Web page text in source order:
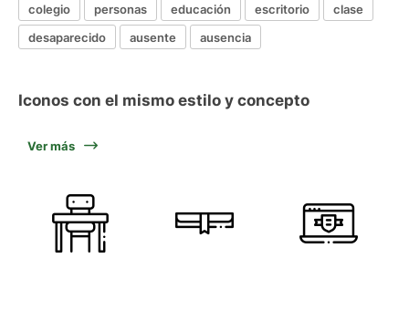
colegio personas educación escritorio
clase
desaparecido
ausente ausencia
Iconos con el mismo estilo y concepto
Ver más